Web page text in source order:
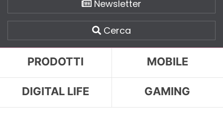
Newsletter
Cerca
PRODOTTI MOBILE
DIGITAL LIFE GAMING